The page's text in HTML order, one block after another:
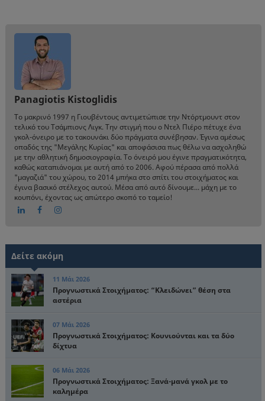
Panagiotis Kistoglidis
Το μακρινό 1997 η Γιουβέντους αντιμετώπισε την Ντόρτμουντ στον
τελικό του Τσάμπιονς Λιγκ. Την στιγμή που ο Ντελ Πιέρο πέτυχε ένα
γκολ-όνειρο με το τακουνάκι δύο πράγματα συνέβησαν. Έγινα αμέσως
οπαδός της "Μεγάλης Κυρίας" και αποφάσισα πως θέλω να ασχοληθώ
με την αθλητική δημοσιογραφία. Το όνειρό μου έγινε πραγματικότητα,
καθώς καταπιάνομαι με αυτή από το 2006. Αφού πέρασα από πολλά
"μαγαζιά" του χώρου, το 2014 μπήκα στο σπίτι του στοιχήματος και
έγινα βασικό στέλεχος αυτού. Μέσα από αυτό δίνουμε... μάχη με το
κουπόνι, έχοντας ως απώτερο σκοπό το ταμείο!
Δείτε ακόμη
11 Μάι 2026
Προγνωστικά Στοιχήματος: “Κλειδώνει” θέση στα
αστέρια
07 Μάι 2026
Προγνωστικά Στοιχήματος: Κουνιούνται και τα δύο
δίχτυα
06 Μάι 2026
Προγνωστικά Στοιχήματος: Ξανά-μανά γκολ με το
καλημέρα